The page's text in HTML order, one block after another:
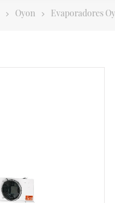
Oyon Evaporadores